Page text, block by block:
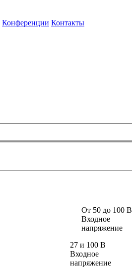
Конференции Контакты
От 50 до 100 В
Входное
напряжение
27 и 100 В
Входное
напряжение